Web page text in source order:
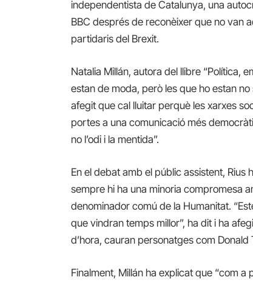
independentista de Catalunya, una
BBC després de reconèixer que no van
partidaris del Brexit.
Natalia Millán, autora del llibre “Política,
estan de moda, però les que ho estan no
afegit que cal lluitar perquè les xarxes
portes a una comunicació més
no l’odi i la mentida”.
En el debat amb el públic assistent,
sempre hi ha una minoria compromesa
denominador comú de la Humanitat.
que vindran temps millor”, ha dit i ha
d’hora, cauran personatges com
Finalment, Millán ha explicat que “com